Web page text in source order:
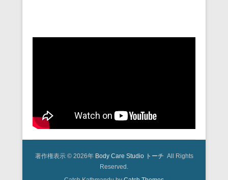
著作権表示 © 2026年 Body Care Studio トーチ All Rights
Reserved.